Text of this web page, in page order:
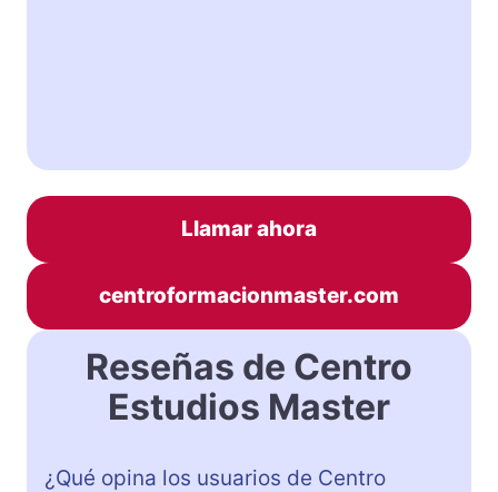
Llamar ahora
centroformacionmaster.com
Reseñas de Centro
Estudios Master
¿Qué opina los usuarios de Centro